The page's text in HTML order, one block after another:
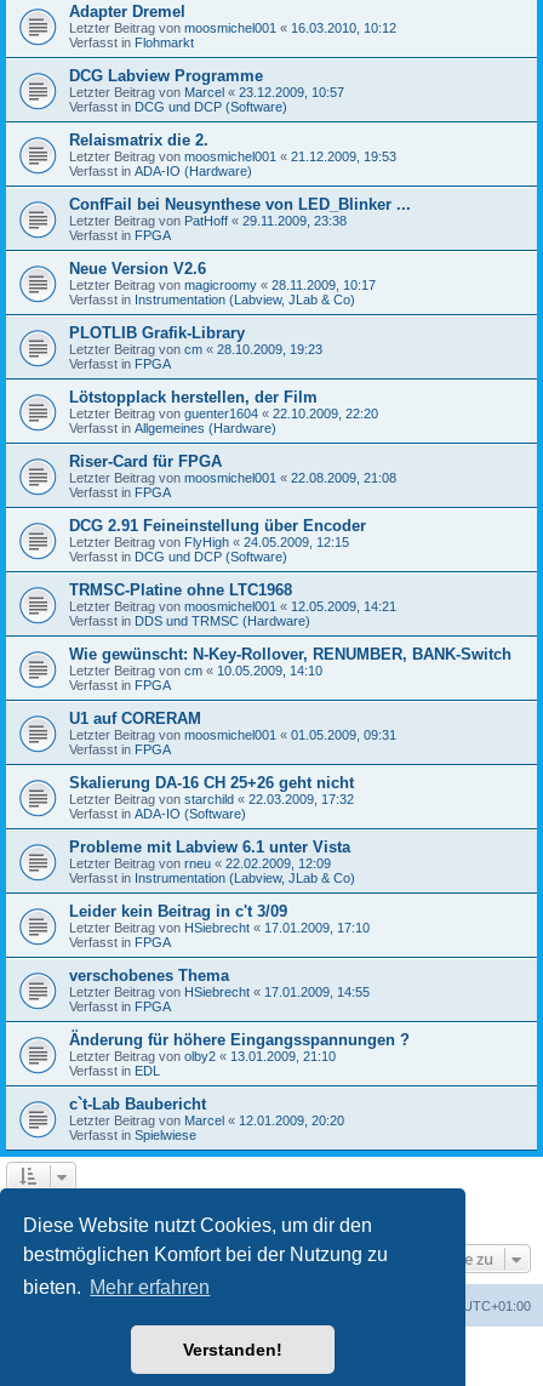
Diese Website nutzt Cookies, um dir den
bestmöglichen Komfort bei der Nutzung zu
bieten. Mehr erfahren
Verstanden!
Adapter Dremel
Letzter Beitrag von moosmichel001 « 16.03.2010, 10:12
Verfasst in Flohmarkt
DCG Labview Programme
Letzter Beitrag von Marcel « 23.12.2009, 10:57
Verfasst in DCG und DCP (Software)
Relaismatrix die 2.
Letzter Beitrag von moosmichel001 « 21.12.2009, 19:53
Verfasst in ADA-IO (Hardware)
ConfFail bei Neusynthese von LED_Blinker ...
Letzter Beitrag von PatHoff « 29.11.2009, 23:38
Verfasst in FPGA
Neue Version V2.6
Letzter Beitrag von magicroomy « 28.11.2009, 10:17
Verfasst in Instrumentation (Labview, JLab & Co)
PLOTLIB Grafik-Library
Letzter Beitrag von cm « 28.10.2009, 19:23
Verfasst in FPGA
Lötstopplack herstellen, der Film
Letzter Beitrag von guenter1604 « 22.10.2009, 22:20
Verfasst in Allgemeines (Hardware)
Riser-Card für FPGA
Letzter Beitrag von moosmichel001 « 22.08.2009, 21:08
Verfasst in FPGA
DCG 2.91 Feineinstellung über Encoder
Letzter Beitrag von FlyHigh « 24.05.2009, 12:15
Verfasst in DCG und DCP (Software)
TRMSC-Platine ohne LTC1968
Letzter Beitrag von moosmichel001 « 12.05.2009, 14:21
Verfasst in DDS und TRMSC (Hardware)
Wie gewünscht: N-Key-Rollover, RENUMBER, BANK-Switch
Letzter Beitrag von cm « 10.05.2009, 14:10
Verfasst in FPGA
U1 auf CORERAM
Letzter Beitrag von moosmichel001 « 01.05.2009, 09:31
Verfasst in FPGA
Skalierung DA-16 CH 25+26 geht nicht
Letzter Beitrag von starchild « 22.03.2009, 17:32
Verfasst in ADA-IO (Software)
Probleme mit Labview 6.1 unter Vista
Letzter Beitrag von rneu « 22.02.2009, 12:09
Verfasst in Instrumentation (Labview, JLab & Co)
Leider kein Beitrag in c't 3/09
Letzter Beitrag von HSiebrecht « 17.01.2009, 17:10
Verfasst in FPGA
verschobenes Thema
Letzter Beitrag von HSiebrecht « 17.01.2009, 14:55
Verfasst in FPGA
Änderung für höhere Eingangsspannungen ?
Letzter Beitrag von olby2 « 13.01.2009, 21:10
Verfasst in EDL
c`t-Lab Baubericht
Letzter Beitrag von Marcel « 12.01.2009, 20:20
Verfasst in Spielwiese
Gehe zu
UTC+01:00
Powered byphpBB® Forum Software © phpBB Limited
phpBB.de